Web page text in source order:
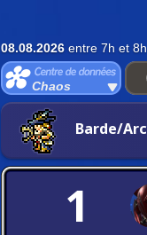
08.08.2026 entre 7h et
Chaos
Barde/
1